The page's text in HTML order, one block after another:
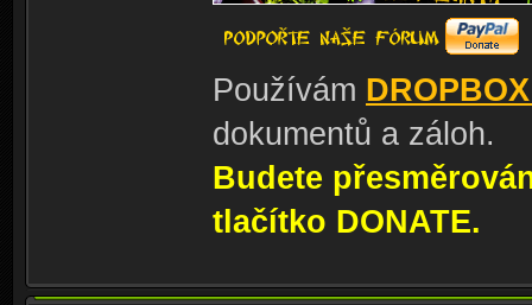
Používám
dokumentů a záloh.
Budete
tlačítko DONATE.